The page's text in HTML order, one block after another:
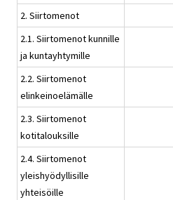
2. Siirtomenot
2.1. Siirtomenot kunnille
ja kuntayhtymille
2.2. Siirtomenot
elinkeinoelämälle
2.3. Siirtomenot
kotitalouksille
2.4. Siirtomenot
yleishyödyllisille
yhteisöille